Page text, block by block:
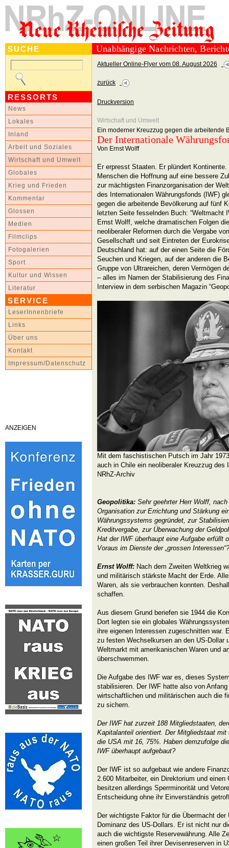
SUCHE
RESSORTS
News
Lokales
Inland
Arbeit und Soziales
Wirtschaft und Umwelt
Globales
Krieg und Frieden
Kommentar
Glossen
Medien
Filmclips
Fotogalerien
Sport
Kultur und Wissen
Literatur
SERVICE
LeserInnenbriefe
Links
Über uns
Kontakt
Impressum/Datenschutz
ANZEIGEN
Unabhängige Nachrichten,
Aktueller Online-Flyer vom 08. August 2026
zurück
Druckversion
Wirtschaft und Umwelt
Ein moderner Kreuzzug gegen die arbeitende
Der Internationale
Von Ernst Wolff
Er erpresst Staaten. Er plündert
Menschen die Hoffnung auf eine bessere
zur mächtigsten Finanzorganisation der
des Internationalen Währungsfonds (IWF)
gegen die arbeitende Bevölkerung auf fünf
letzten Seite fesselnden Buch: “Weltmacht
Ernst Wolff, welche dramatischen Folgen
neoliberaler Reformen durch die Vergabe
Gesellschaft und seit Eintreten der
Deutschland hat: auf der einen Seite die
Seuchen und Kriegen, auf der anderen die
Gruppe von Ultrareichen, deren Vermögen
– alles im Namen der Stabilisierung des
Interview in dem serbischen Magazin
Mit dem faschistischen Putsch im Jahr
auch in Chile ein neoliberaler Kreuzzug des
NRhZ-Archiv
Geopolitika: Sehr geehrter Herr Wolff,
Organisation zur Errichtung und Stärkung
Währungssystems gegründet, zur
Kreditvergabe, zur Überwachung der
Hat der IWF überhaupt eine Aufgabe erfüllt
Voraus im Dienste der „grossen Interessen“?
Ernst Wolff: Nach dem Zweiten Weltkrieg
und militärisch stärkste Macht der Erde.
Waren, als sie verbrauchen konnten.
schaffen.
Aus diesem Grund beriefen sie 1944 die
Dort legten sie ein globales
ihre eigenen Interessen zugeschnitten war.
zu festen Wechselkursen an den US-Dollar
Weltmarkt mit amerikanischen Waren und
überschwemmen.
Die Aufgabe des IWF war es, dieses
stabilisieren. Der IWF hatte also von
wirtschaftlichen und militärischen auch die
zu sichern.
Der IWF hat zurzeit 188 Mitgliedstaaten,
Kapitalanteil orientiert. Der Mitgliedstaat
die USA mit 16, 75%. Haben demzufolge
IWF überhaupt aufgebaut?
Der IWF ist so aufgebaut wie andere
2.600 Mitarbeiter, ein Direktorium und einen
besitzen allerdings Sperrminorität und
Entscheidung ohne ihr Einverständnis
Der wichtigste Faktor für die Übermacht
Dominanz des US-Dollars. Er ist nicht nur
auch die wichtigste Reservewährung. Alle
einen großen Teil ihrer Devisenreserven in